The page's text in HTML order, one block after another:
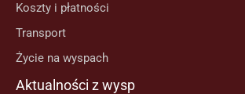
Koszty i płatności
Transport
Życie na wyspach
Aktualności z wysp